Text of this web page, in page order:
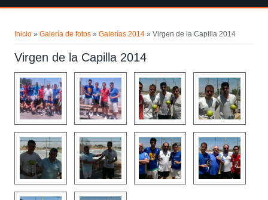
Inicio »Galería de fotos »Galerías 2014 » Virgen de la Capilla 2014
Virgen de la Capilla 2014